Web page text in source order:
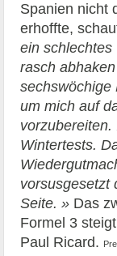
Spanien nicht
erhoffte,
ein
rasch
sechswöchige
um mich auf
Wintertests.
vorsusgesetzt
Seite. » Das
Formel 3
Paul Ricard.